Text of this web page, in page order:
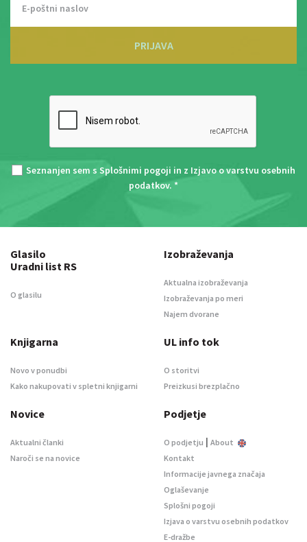
PRIJAVA
Seznanjen sem s Splošnimi pogoji in z Izjavo o varstvu osebnih
podatkov. *
Glasilo
Uradni list RS
O glasilu
Izobraževanja
Aktualna izobraževanja
Izobraževanja po meri
Najem dvorane
Knjigarna
Novo v ponudbi
Kako nakupovati v spletni knjigarni
UL info tok
O storitvi
Preizkusi brezplačno
Novice
Aktualni članki
Naroči se na novice
Podjetje
O podjetju | About
Kontakt
Informacije javnega značaja
Oglaševanje
Splošni pogoji
Izjava o varstvu osebnih podatkov
E-dražbe